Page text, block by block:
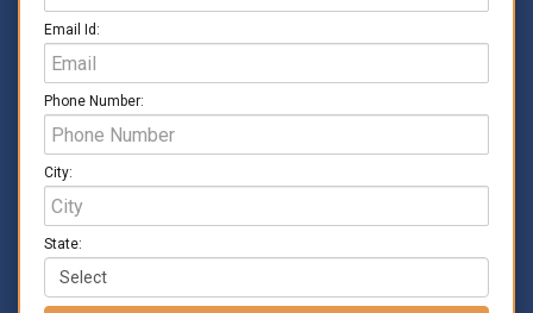
Email Id:
Phone Number:
City:
State: